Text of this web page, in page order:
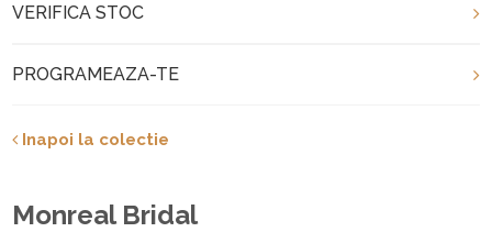
VERIFICA STOC
PROGRAMEAZA-TE
Inapoi la colectie
Monreal Bridal